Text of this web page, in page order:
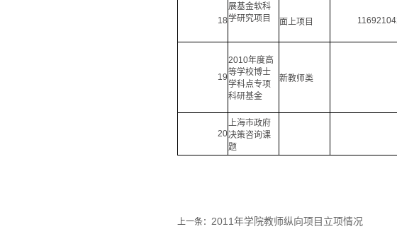
展基金软科
学研究项目
18 面上项目
19
2010年度高
等学校博士
学科点专项
科研基金
新教师类
20
上海市政府
决策咨询课
题
上一条： 2011年学院教师纵向项目立项情况